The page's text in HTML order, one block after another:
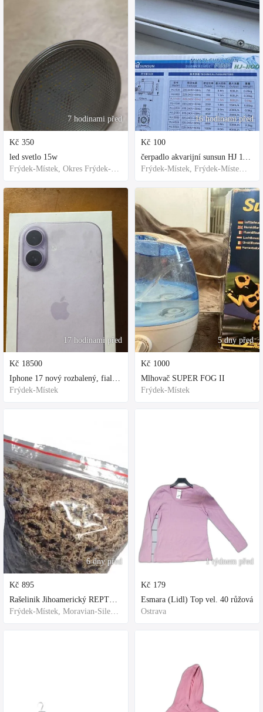
7 hodinami před
Kč 350
led svetlo 15w
Frýdek-Místek, Okres Frýdek-Místek, Česko
17 hodinami před
Kč 18500
Iphone 17 nový rozbalený, fialová, ochranne sklo a obal kupovane za 80
Frýdek-Místek
6 dny před
Kč 895
Rašelinik Jihoamerický REPTER - 5 balení - 500g -
Frýdek-Místek, Moravian-Silesian Region,Others
16 hodinami před
Kč 100
čerpadlo akvarijní sunsun HJ 1100
Frýdek-Místek, Frýdek-Místek District, Czechia
5 dny před
Kč 1000
Mlhovač SUPER FOG II
Frýdek-Místek
1 týdnem před
Kč 179
Esmara (Lidl) Top vel. 40 růžová
Ostrava